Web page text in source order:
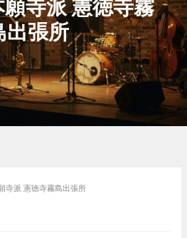
寺派 憲徳寺霧
出張所
寺派 憲徳寺霧島出張所